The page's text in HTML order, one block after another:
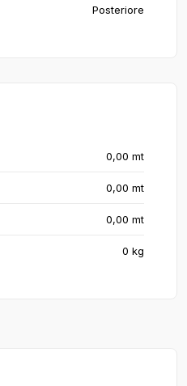
Posteriore
0,00 mt
0,00 mt
0,00 mt
0 kg